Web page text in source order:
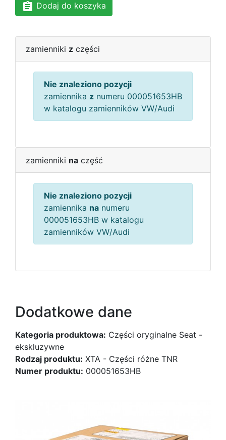
Dodaj do koszyka
zamienniki z części
Nie znaleziono pozycji
zamiennika z numeru 000051653HB
w katalogu zamienników VW/Audi
zamienniki na część
Nie znaleziono pozycji
zamiennika na numeru
000051653HB w katalogu
zamienników VW/Audi
Dodatkowe dane
Kategoria produktowa: Części oryginalne Seat -
ekskluzywne
Rodzaj produktu: XTA - Części różne TNR
Numer produktu: 000051653HB